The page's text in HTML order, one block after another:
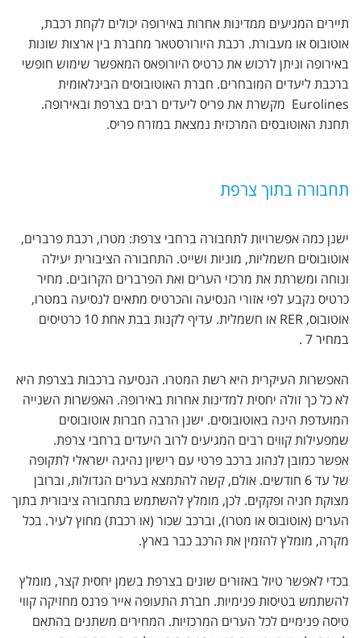
תיירים המגיעים ממדינות אחרות באירופה יכולים לקחת רכבת,
אוטובוס או מעבורת. רכבת היורורסטאר מחברת בין ארצות שונות
באירופה וניתן לרכוש את כרטיס היורופאס המאפשר שימוש חופשי
ברכבת ליעדים המובחרים. חברת האוטובוסים הבינלאומית
Eurolines מקשרת את פריס ליעדים רבים בצרפת ובאירופה.
תחנת האוטובסים המרכזית נמצאת במזרח פריס.
תחבורה בתוך צרפת
ישנן כמה אפשרויות לתחבורה ברחבי צרפת: מטרו, רכבת פרברים,
אוטובוסים חשמליות, מוניות ושייט. התחבורה הציבורית יעילה
ונוחה ומשרתת את מרכזי הערים ואת הפרברים הקרובים. מחיר
כרטיס נקבע לפי אזורי הנסיעה והכרטיס מתאים לנסיעה במטרו,
אוטובוס, RER או חשמלית. עדיף לקנות בבת אחת 10 כרטיסים
במחיר 7 .
האפשרות העיקרית היא רשת המטרו. הנסיעה ברכבות בצרפת היא
לא כל כך זולה יחסית למדינות אחרות באירופה. האפשרות השנייה
המועדפת הינה באוטובוסים. ישנן הרבה חברות אוטובוסים
שמפעילות קווים רבים המגיעים לרוב היעדים ברחבי צרפת.
אפשר כמובן לנהוג ברכב פרטי עם רישיון נהיגה ישראלי לתקופה
של עד 6 חודשים. אולם, קשה להתמצא בערים הגדולות, וברובן
מצוקת חניה ופקקים. לכן, מומלץ להשתמש בתחבורה ציבורית בתוך
הערים (אוטובוס או מטרו), וברכב שכור (או רכבת) מחוץ לעיר. בכל
מקרה, מומלץ להזמין את הרכב כבר בארץ.
בכדי לאפשר טיול באזורים שונים בצרפת בשמן יחסית קצר, מומלץ
להשתמש בטיסות פנימיות. חברת התעופה אייר פרנס מחזיקה קווי
טיסה פנימיים לכל הערים המרכזיות. המחירים משתנים בהתאם